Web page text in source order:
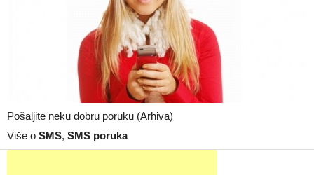
Pošaljite neku dobru poruku (Arhiva)
Više o SMS, SMS poruka